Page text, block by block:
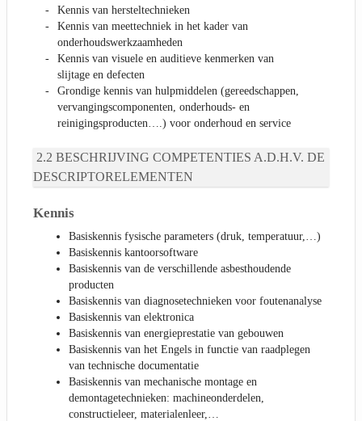
Kennis van hersteltechnieken
Kennis van meettechniek in het kader van
onderhoudswerkzaamheden
Kennis van visuele en auditieve kenmerken van
slijtage en defecten
Grondige kennis van hulpmiddelen (gereedschappen,
vervangingscomponenten, onderhouds- en
reinigingsproducten….) voor onderhoud en service
BESCHRIJVING COMPETENTIES A.D.H.V. DE
DESCRIPTORELEMENTEN
Kennis
Basiskennis fysische parameters (druk, temperatuur,…)
Basiskennis kantoorsoftware
Basiskennis van de verschillende asbesthoudende
producten
Basiskennis van diagnosetechnieken voor foutenanalyse
Basiskennis van elektronica
Basiskennis van energieprestatie van gebouwen
Basiskennis van het Engels in functie van raadplegen
van technische documentatie
Basiskennis van mechanische montage en
demontagetechnieken: machineonderdelen,
constructieleer, materialenleer,…